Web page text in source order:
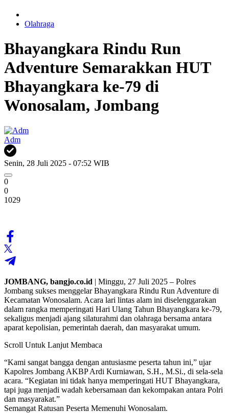
Olahraga
Bhayangkara Rindu Run
Adventure Semarakkan HUT
Bhayangkara ke-79 di
Wonosalam, Jombang
Adm
Senin, 28 Juli 2025 - 07:52 WIB
0
0
1029
JOMBANG, bangjo.co.id | Minggu, 27 Juli 2025 – Polres
Jombang sukses menggelar Bhayangkara Rindu Run Adventure di
Kecamatan Wonosalam. Acara lari lintas alam ini diselenggarakan
dalam rangka memperingati Hari Ulang Tahun Bhayangkara ke-79,
sekaligus menjadi ajang silaturahmi dan olahraga bersama antara
aparat kepolisian, pemerintah daerah, dan masyarakat umum.
Scroll Untuk Lanjut Membaca
“Kami sangat bangga dengan antusiasme peserta tahun ini,” ujar
Kapolres Jombang AKBP Ardi Kurniawan, S.H., M.Si., di sela-sela
acara. “Kegiatan ini tidak hanya memperingati HUT Bhayangkara,
tapi juga menjadi wadah kebersamaan dan kekompakan antara Polri
dan masyarakat.”
Semangat Ratusan Peserta Memenuhi Wonosalam.